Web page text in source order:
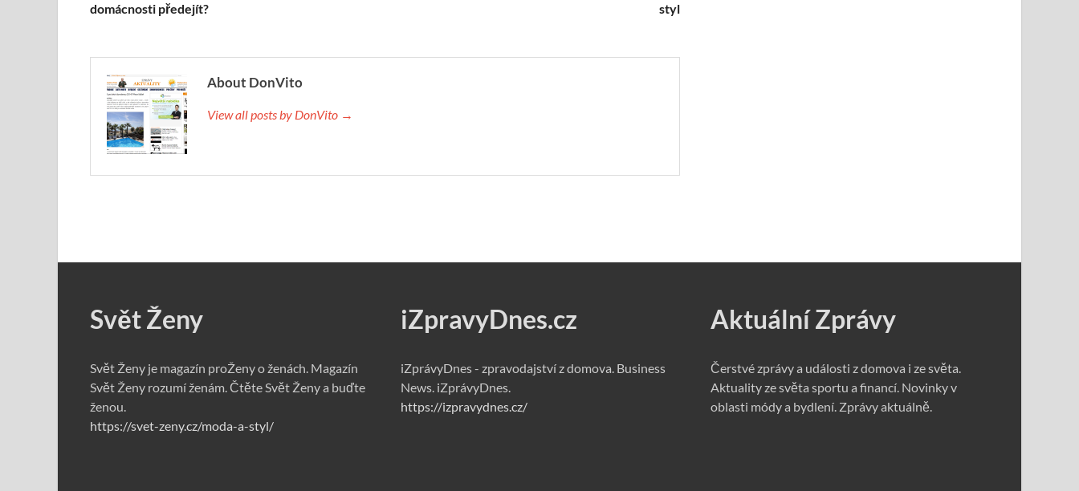
domácnosti předejít?
styl
About DonVito
View all posts by DonVito →
Svět Ženy
Svět Ženy je magazín proŽeny o ženách. Magazín
Svět Ženy rozumí ženám. Čtěte Svět Ženy a buďte
ženou.
https://svet-zeny.cz/moda-a-styl/
iZpravyDnes.cz
iZprávyDnes - zpravodajství z domova. Business
News. iZprávyDnes.
https://izpravydnes.cz/
Aktuální Zprávy
Čerstvé zprávy a události z domova i ze světa.
Aktuality ze světa sportu a financí. Novinky v
oblasti módy a bydlení. Zprávy aktuálně.